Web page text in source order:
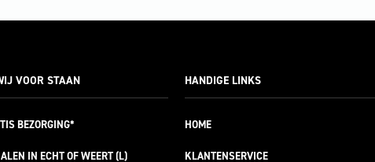
VOOR STAAN
BEZORGING*
IN ECHT OF WEERT (L)
HANDIGE LINKS
HOME
KLANTENSERVICE